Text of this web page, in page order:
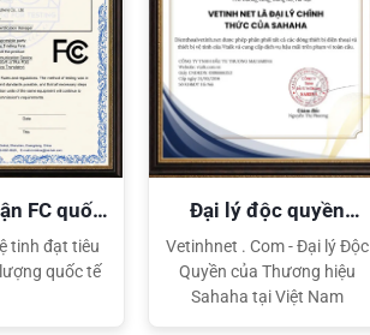
FC quốc
tinh đạt tiêu
quốc tế
Đại lý độc quyền
Sahaha
Vetinhnet . Com - Đại lý Độc
Quyền của Thương hiệu
Sahaha tại Việt Nam